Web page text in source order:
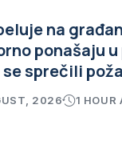
na
ponašaju
se sprečili
2026 1 HOUR